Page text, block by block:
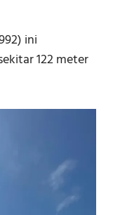
ini
122 meter